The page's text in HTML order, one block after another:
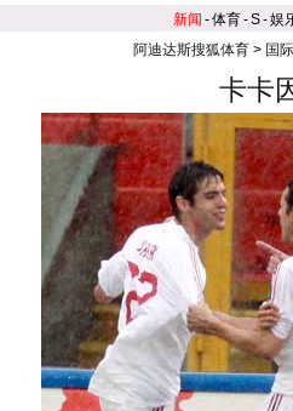
新闻 -体育-S-娱
阿迪达斯搜狐体育> 国
卡卡